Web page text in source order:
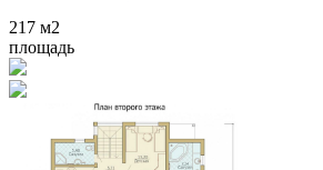
217 м2
площадь